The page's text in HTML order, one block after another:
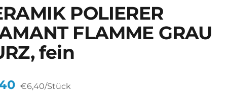
POLIERER
FLAMME GRAU
fein
€6,40/Stück